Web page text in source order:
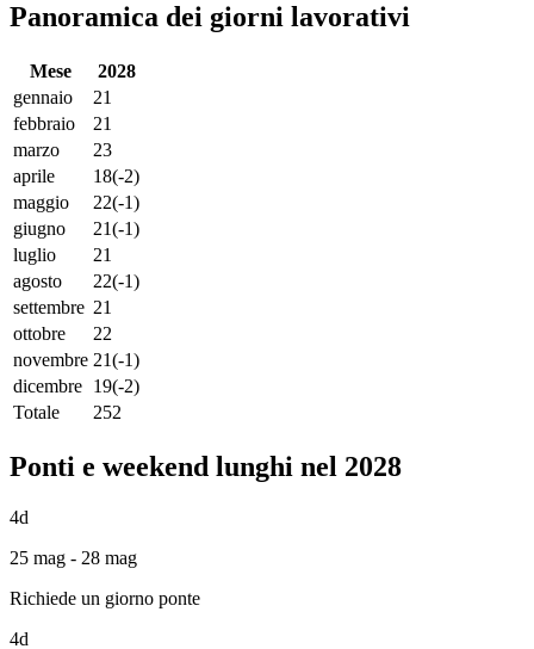
Panoramica dei giorni lavorativi
Mese
2028
gennaio
21
febbraio
21
marzo
23
aprile
18(-2)
maggio
22(-1)
giugno
21(-1)
luglio
21
agosto
22(-1)
settembre 21
ottobre
22
novembre 21(-1)
dicembre 19(-2)
Totale
252
Ponti e weekend lunghi nel 2028
4d
25 mag - 28 mag
Richiede un giorno ponte
4d